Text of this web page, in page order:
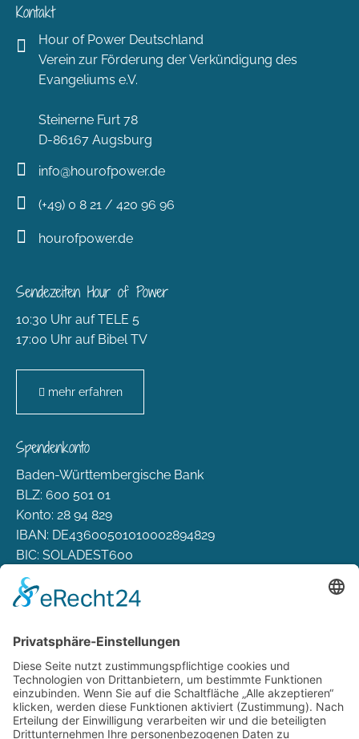
Kontakt
Hour of Power Deutschland
Verein zur Förderung der Verkündigung des
Evangeliums e.V.
Steinerne Furt 78
D-86167 Augsburg
info@hourofpower.de
(+49) 0 8 21 / 420 96 96
hourofpower.de
Sendezeiten Hour of Power
10:30 Uhr auf TELE 5
17:00 Uhr auf Bibel TV
mehr erfahren
Spendenkonto
Baden-Württembergische Bank
BLZ: 600 501 01
Konto: 28 94 829
IBAN: DE43600501010002894829
BIC: SOLADEST600
Rechtliches
Versand & Lieferung
Widerrufsbelehrung
AGB
Datenschutz